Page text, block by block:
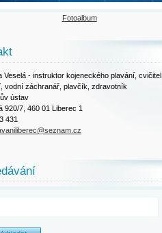
Fotoalbum
Veselá - instruktor kojeneckého plavání, cvičitel
vodní záchranář, plavčík, zdravotník
ústav
920/7, 460 01 Liberec 1
431